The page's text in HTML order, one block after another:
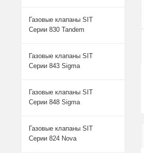
Газовые клапаны SIT
Серии 830 Tandem
Газовые клапаны SIT
Серии 843 Sigma
Газовые клапаны SIT
Серии 848 Sigma
Газовые клапаны SIT
Серии 824 Nova